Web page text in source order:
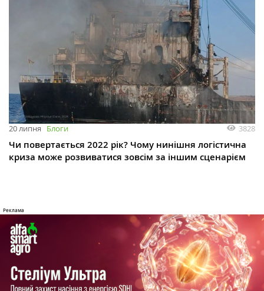
20 липня Блоги 3828
Чи повертається 2022 рік? Чому нинішня логістична
криза може розвиватися зовсім за іншим сценарієм